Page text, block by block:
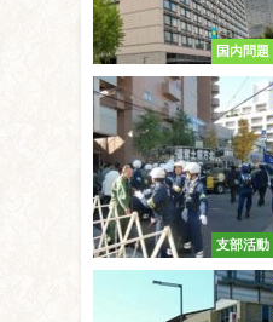
国内問題
支部活動